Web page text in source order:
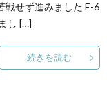
戦せず進みました E-6
し […]
続きを読む